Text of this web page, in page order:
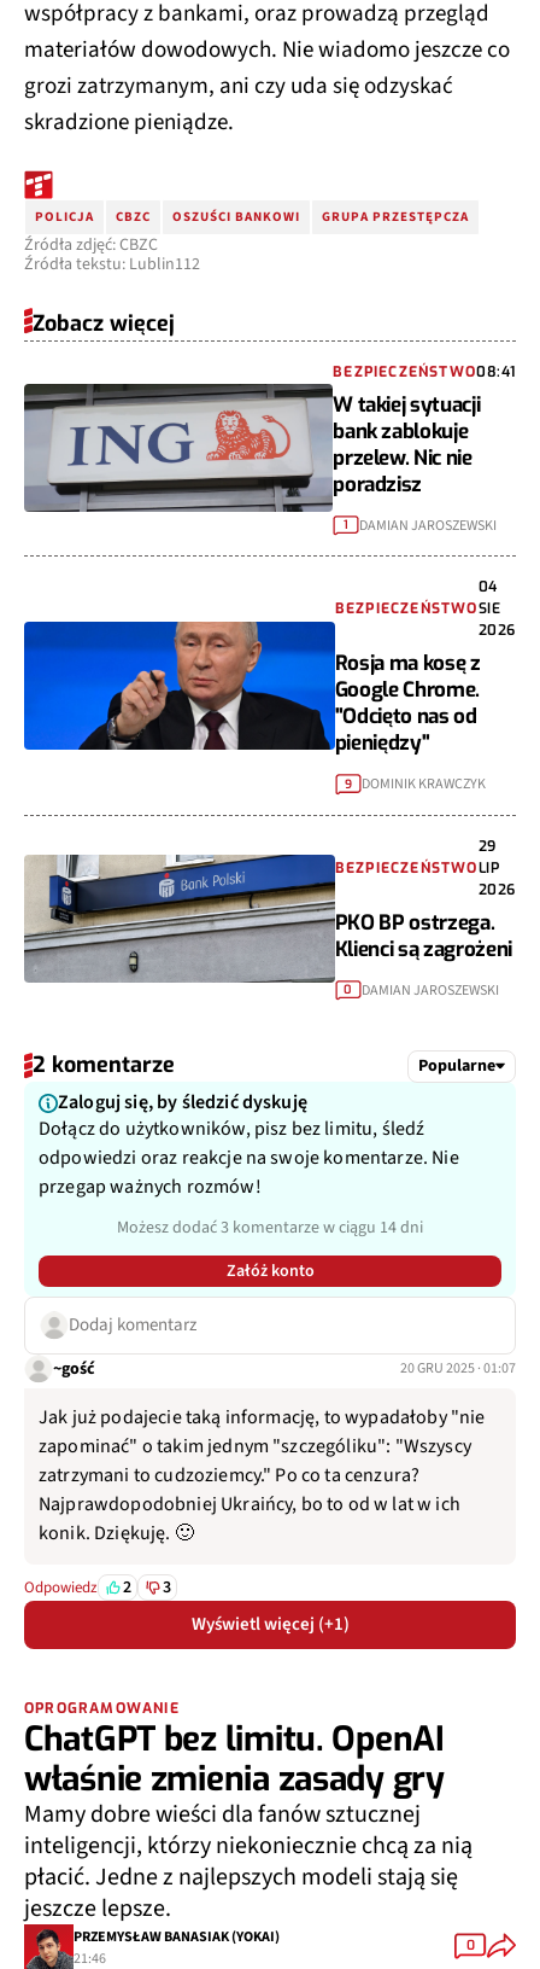
współpracy z bankami, oraz prowadzą przegląd
materiałów dowodowych. Nie wiadomo jeszcze co
grozi zatrzymanym, ani czy uda się odzyskać
skradzione pieniądze.
POLICJA CBZC OSZUŚCI BANKOWI GRUPA PRZESTĘPCZA
Źródła zdjęć: CBZC
Źródła tekstu: Lublin112
Zobacz więcej
BEZPIECZEŃSTWO08:41
W takiej sytuacji
bank zablokuje
przelew. Nic nie
poradzisz
1 DAMIAN JAROSZEWSKI
BEZPIECZEŃSTWO
04
SIE
2026
Rosja ma kosę z
Google Chrome.
"Odcięto nas od
pieniędzy"
9 DOMINIK KRAWCZYK
BEZPIECZEŃSTWO
29
LIP
2026
PKO BP ostrzega.
Klienci są zagrożeni
0 DAMIAN JAROSZEWSKI
2 komentarze Popularne
Zaloguj się, by śledzić dyskuję
Dołącz do użytkowników, pisz bez limitu, śledź
odpowiedzi oraz reakcje na swoje komentarze. Nie
przegap ważnych rozmów!
Możesz dodać 3 komentarze w ciągu 14 dni
Załóż konto
Dodaj komentarz
~gość 20 GRU 2025 · 01:07
Jak już podajecie taką informację, to wypadałoby "nie
zapominać" o takim jednym "szczególiku": "Wszyscy
zatrzymani to cudzoziemcy." Po co ta cenzura?
Najprawdopodobniej Ukraińcy, bo to od w lat w ich
konik. Dziękuję. 🙂
Odpowiedz 2 3
Wyświetl więcej (+1)
OPROGRAMOWANIE
ChatGPT bez limitu. OpenAI
właśnie zmienia zasady gry
Mamy dobre wieści dla fanów sztucznej
inteligencji, którzy niekoniecznie chcą za nią
płacić. Jedne z najlepszych modeli stają się
jeszcze lepsze.
PRZEMYSŁAW BANASIAK (YOKAI)
21:46
0